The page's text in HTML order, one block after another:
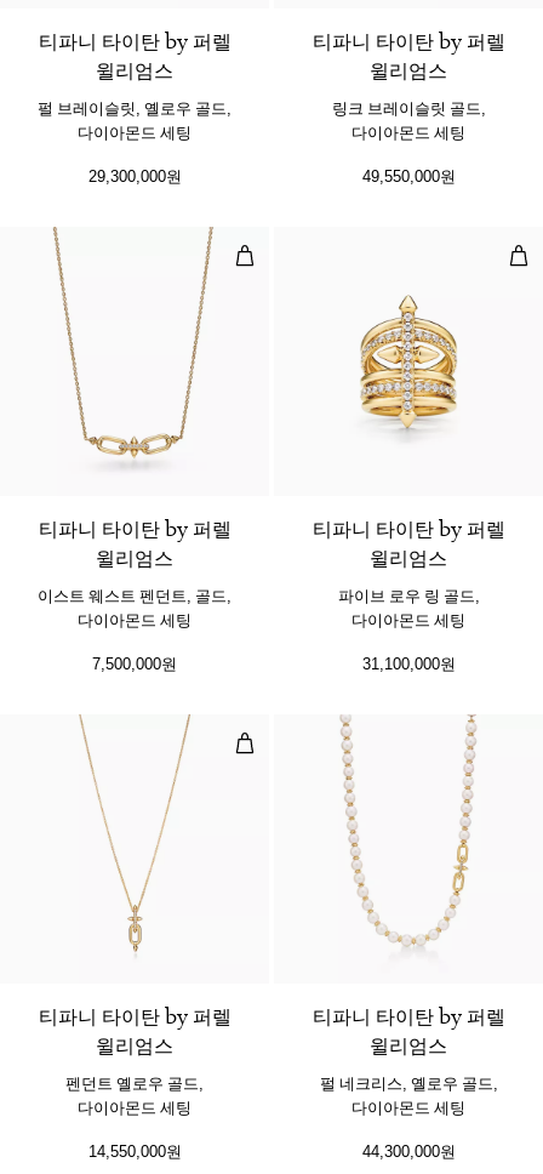
티파니 타이탄 by 퍼렐
윌리엄스
펄 브레이슬릿, 옐로우 골드,
다이아몬드 세팅
29,300,000원
티파니 타이탄 by 퍼렐
윌리엄스
링크 브레이슬릿 골드,
다이아몬드 세팅
49,550,000원
이스트 웨스트 펜던트, 골드, 다이아
티파니 타이탄 by 퍼렐
윌리엄스
이스트 웨스트 펜던트, 골드,
다이아몬드 세팅
7,500,000원
파
티파니 타이탄 by 퍼렐
윌리엄스
파이브 로우 링 골드,
다이아몬드 세팅
31,100,000원
펜던트 옐로우 골드, 다이아몬드 세
2 소재
티파니 타이탄 by 퍼렐
윌리엄스
펜던트 옐로우 골드,
다이아몬드 세팅
14,550,000원
티파니 타이탄 by 퍼렐
윌리엄스
펄 네크리스, 옐로우 골드,
다이아몬드 세팅
44,300,000원